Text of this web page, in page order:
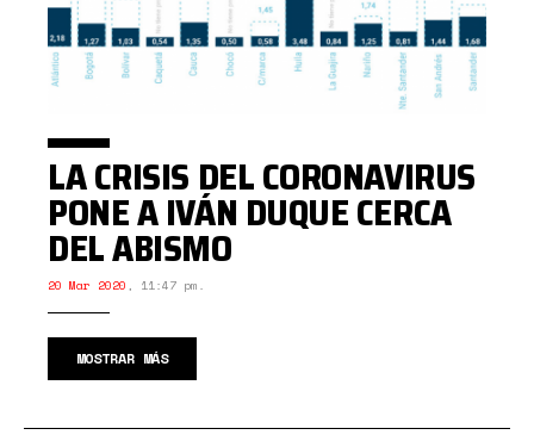
LA CRISIS DEL CORONAVIRUS
PONE A IVÁN DUQUE CERCA
DEL ABISMO
20 Mar 2020 , 11:47 pm.
MOSTRAR MÁS